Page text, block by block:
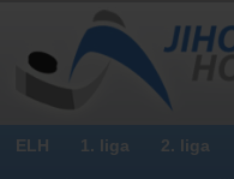
ELH 1. liga 2. liga